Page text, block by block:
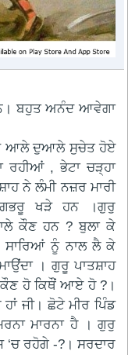
ਬਹੁਤ ਅਨੰਦ ਆਵੇਗਾ
ਆਲੇ ਦੁਆਲੇ ਸੁਚੇਤ ਹੋਏ
, ਭੇਟਾ ਚੜ੍ਹਾ
ਨੇ ਲੰਮੀ ਨਜ਼ਰ ਮਾਰੀ
ਗਭਰੂ ਖੜੇ ਹਨ ।ਗੁਰੁ
ਕੌਣ ਹਨ ? ਬੁਲਾ ਕੇ
ਨੂੰ ਨਾਲ ਲੈ ਕੇ
। ਗੁਰੂ ਪਾਤਸ਼ਾਹ
ਹੋ ਕਿਥੌਂ ਆਏ ਹੋ ?।
ਜੀ। ਛੋਟੇ ਮੀਰ ਪਿੰਡ
ਮਾਰਨਾ ਹੈ । ਗੁਰੁ
ਰਹੋਗੇ -?। ਸਰਦਾਰ